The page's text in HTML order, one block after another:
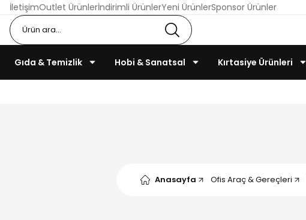
İletişimOutlet Ürünlerİndirimli ÜrünlerYeni ÜrünlerSponsor Ürünler
Gıda & Temizlik Hobi & Sanatsal Kırtasiye Ürünleri
Anasayfa Ofis Araç & Gereçleri